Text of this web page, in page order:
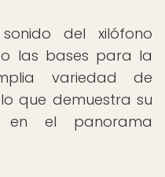
del xilófono
las bases para la
variedad de
que demuestra su
en el panorama